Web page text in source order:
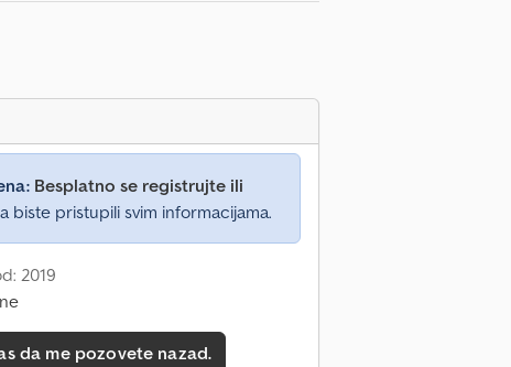
Besplatno se registrujte ili
biste pristupili svim informacijama.
2019
da me pozovete nazad.